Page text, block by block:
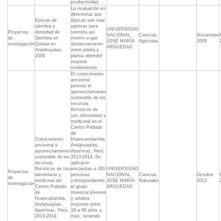
productividad.
Proyectos
de
investigación
Epocas de
siembra y
densidad de
Siembra en
Quinua en
Andahuyalas,
2009
La evaluación es
determinar que
épocas son mas
optimas para
siembra así
mismo a que
distanciamiento
entre planta y
planta obtendré
mejores
rendimientos
UNIVERSIDAD
NACIONAL
JOSÉ MARÍA
ARGUEDAS
Ciencias
Agrícolas
Noviembre
2009
Proyectos
de
investigación
Conocimiento
ancestral y
aprovechamiento
sostenible de los
recursos
florísticos de uso
alimentario y
medicinal del
Centro Poblado
de
Huancabamba,
Andahuaylas,
Apurímac, Perú,
2013-2014.
El conocimiento
ancestral
permite el
aprovechamiento
sostenible de los
recursos
florísticos de
uso alimentario y
medicinal en el
Centro Poblado
de
Huancambamba,
Andahuaylas,
Apurímac, Perú,
2013-2014. Se
aplicaron
encuestas a 280
personas
correspondiendo
el grupo
muestral jóvenes
y adultos
mayores entre
18 a 90 años a
más, teniendo
UNIVERSIDAD
NACIONAL
JOSÉ MARÍA
ARGUEDAS
Ciencias
Naturales
Octubre
2013